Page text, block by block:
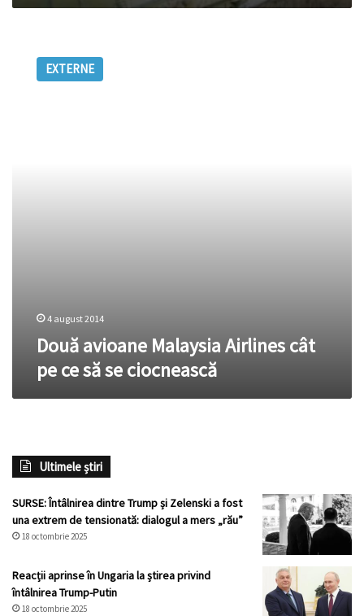
avioane
MalaysiaEXTERNE
4 august 2014
Două avioane Malaysia Airlines cât
pe ce să se ciocnească
Ultimele știri
SURSE: Întâlnirea dintre Trump și Zelenski a fost
una extrem de tensionată: dialogul a mers „rău”
18 octombrie 2025
Reacții aprinse în Ungaria la știrea privind
întâlnirea Trump-Putin
18 octombrie 2025